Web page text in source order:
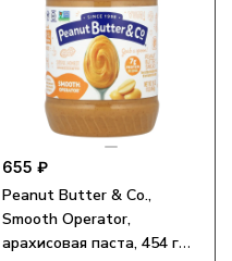
655 ₽
Peanut Butter & Co.,
Smooth Operator,
арахисовая паста, 454 г